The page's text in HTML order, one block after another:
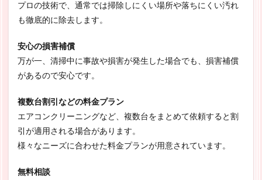
プロの技術で、通常では掃除しにくい場所や落ちにくい汚れ
も徹底的に除去します。
安心の損害補償
万が一、清掃中に事故や損害が発生した場合でも、損害補償
があるので安心です。
複数台割引などの料金プラン
エアコンクリーニングなど、複数台をまとめて依頼すると割
引が適用される場合があります。
様々なニーズに合わせた料金プランが用意されています。
無料相談